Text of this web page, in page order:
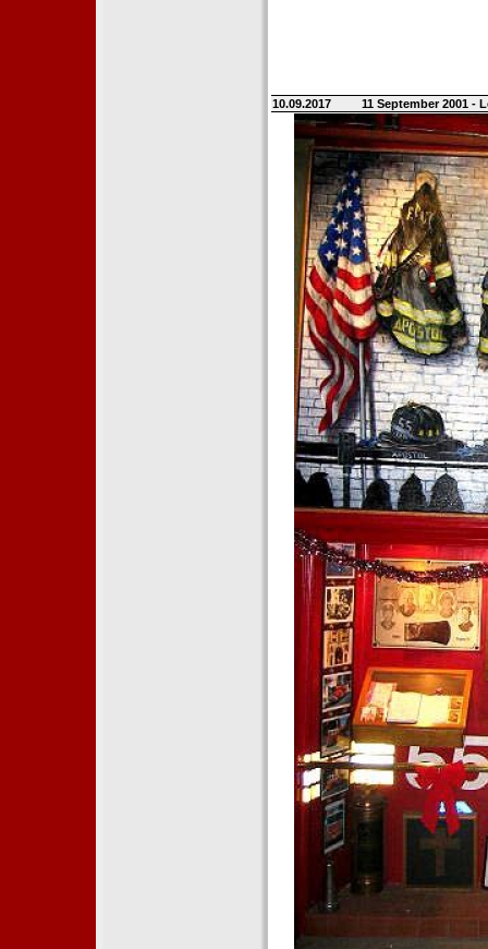
10.09.2017 11 September 2001 -